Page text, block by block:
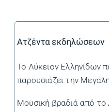
Ατζέντα εκδηλώσεων
Το Λύκειον Ελληνίδων
παρουσιάζει την
Μουσική βραδιά από το